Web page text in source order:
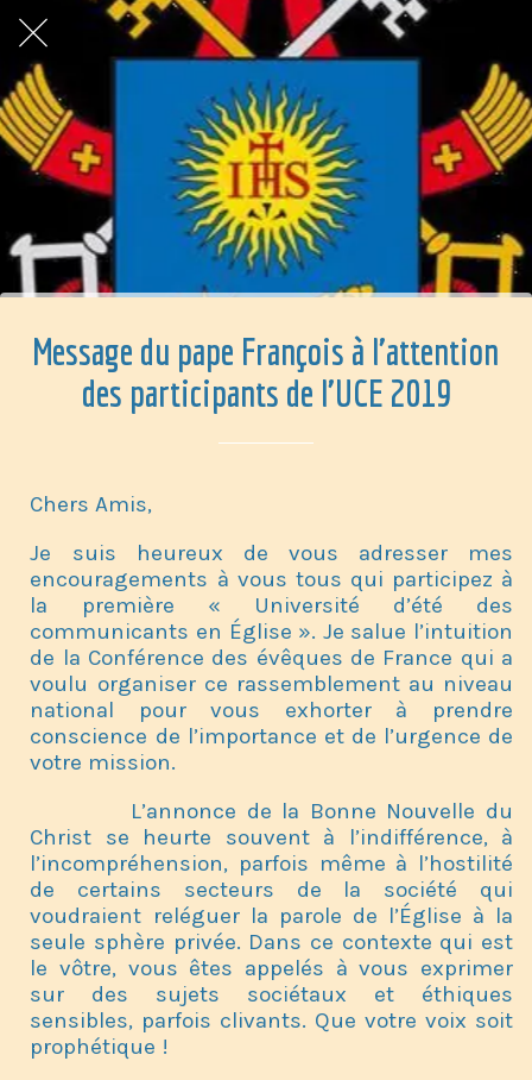
Message du pape François à l'attention
des participants de l'UCE 2019
Chers Amis,
Je suis heureux de vous adresser mes
encouragements à vous tous qui participez à
la première « Université d’été des
communicants en Église ». Je salue l’intuition
de la Conférence des évêques de France qui a
voulu organiser ce rassemblement au niveau
national pour vous exhorter à prendre
conscience de l’importance et de l’urgence de
votre mission.
L’annonce de la Bonne Nouvelle du
Christ se heurte souvent à l’indifférence, à
l’incompréhension, parfois même à l’hostilité
de certains secteurs de la société qui
voudraient reléguer la parole de l’Église à la
seule sphère privée. Dans ce contexte qui est
le vôtre, vous êtes appelés à vous exprimer
sur des sujets sociétaux et éthiques
sensibles, parfois clivants. Que votre voix soit
prophétique !